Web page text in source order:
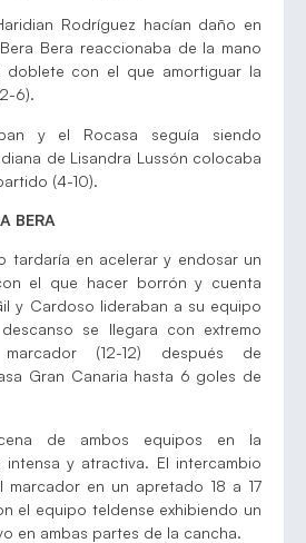
Rodríguez hacían daño en
Bera reaccionaba de la mano
con el que amortiguar la
6).
y el Rocasa seguía siendo
de Lisandra Lussón colocaba
(4-10).
BERA
tardaría en acelerar y endosar un
el que hacer borrón y cuenta
y Cardoso lideraban a su equipo
se llegara con extremo
(12-12) después de
Gran Canaria hasta 6 goles de
de ambos equipos en la
intensa y atractiva. El intercambio
marcador en un apretado 18 a 17
el equipo teldense exhibiendo un
en ambas partes de la cancha.